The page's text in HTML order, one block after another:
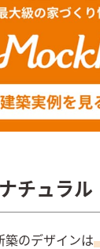
チュラル
築のデザインは